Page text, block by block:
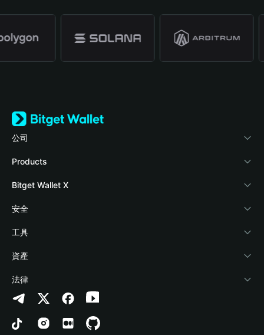
公司
關於 Bitget Wallet
部落格
學院
加密資訊
幫助中心
‌聯繫我們
品牌資源
工作機會
Products
Crypto Card
Stablecoin Earn
Payfi Crypto
Crypto Swap API
Altcoin Season Index
Prediction Markets
DApp
Bitget Wallet X
開發者文件
連接錢包
Bitget Wallet Pay
合作上架
安全
風險保障基金
安全防護技術
工具
快捷買幣
授權檢測
合約檢測
批次轉帳
資產
Arbitrum
Avalanche
Bitcoin
法律
隱私協議
用戶使用協議